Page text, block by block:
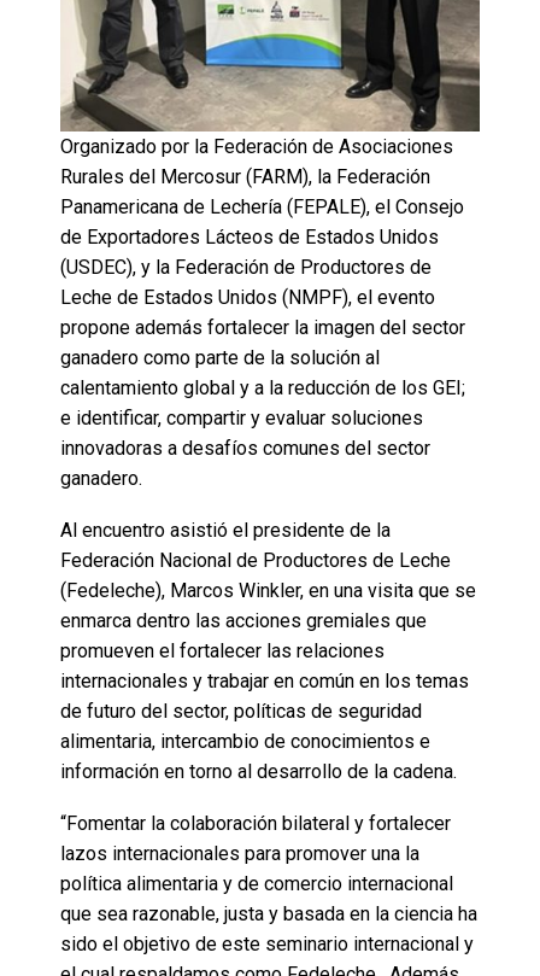
Organizado por la Federación de Asociaciones
Rurales del Mercosur (FARM), la Federación
Panamericana de Lechería (FEPALE), el Consejo
de Exportadores Lácteos de Estados Unidos
(USDEC), y la Federación de Productores de
Leche de Estados Unidos (NMPF), el evento
propone además fortalecer la imagen del sector
ganadero como parte de la solución al
calentamiento global y a la reducción de los GEI;
e identificar, compartir y evaluar soluciones
innovadoras a desafíos comunes del sector
ganadero.
Al encuentro asistió el presidente de la
Federación Nacional de Productores de Leche
(Fedeleche), Marcos Winkler, en una visita que se
enmarca dentro las acciones gremiales que
promueven el fortalecer las relaciones
internacionales y trabajar en común en los temas
de futuro del sector, políticas de seguridad
alimentaria, intercambio de conocimientos e
información en torno al desarrollo de la cadena.
“Fomentar la colaboración bilateral y fortalecer
lazos internacionales para promover una la
política alimentaria y de comercio internacional
que sea razonable, justa y basada en la ciencia ha
sido el objetivo de este seminario internacional y